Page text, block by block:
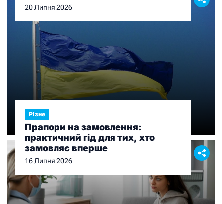
20 Липня 2026
Різне
Прапори на замовлення:
практичний гід для тих, хто
замовляє вперше
16 Липня 2026